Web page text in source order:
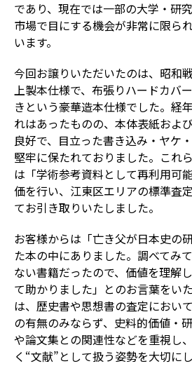
であり、現在では一部の大学・研
市場で目にする機会が非常に限ら
います。
今回お譲りいただいたのは、昭和
上製本仕様で、布張りハードカバ
きという豪華造本仕様でした。経
れはあったものの、本体表紙およ
良好で、目立った書き込み・ヤケ
堅牢に保たれておりました。これ
は「学術参考資料として再利用可
価を行い、江東区エリアの標準査
てお引き取りいたしました。
お客様からは「亡き父が日本史の
た本の中にありました。調べてみ
ない書籍だったので、価値を理解
て助かりました」とのお言葉をい
は、歴史書や思想書の査定におい
の有無のみならず、史料的価値・
や論文集との関連性などを重視し
く“文献”として扱う姿勢を大切に